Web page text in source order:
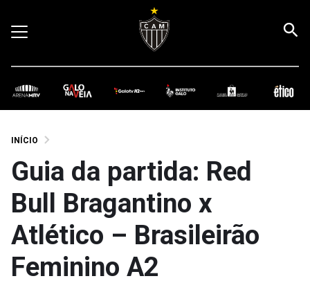
INÍCIO
Guia da partida: Red
Bull Bragantino x
Atlético – Brasileirão
Feminino A2